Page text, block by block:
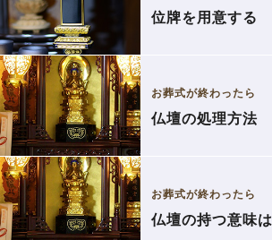
位牌を用意する
お葬式が終わったら
仏壇の処理方法
お葬式が終わったら
仏壇の持つ意味は